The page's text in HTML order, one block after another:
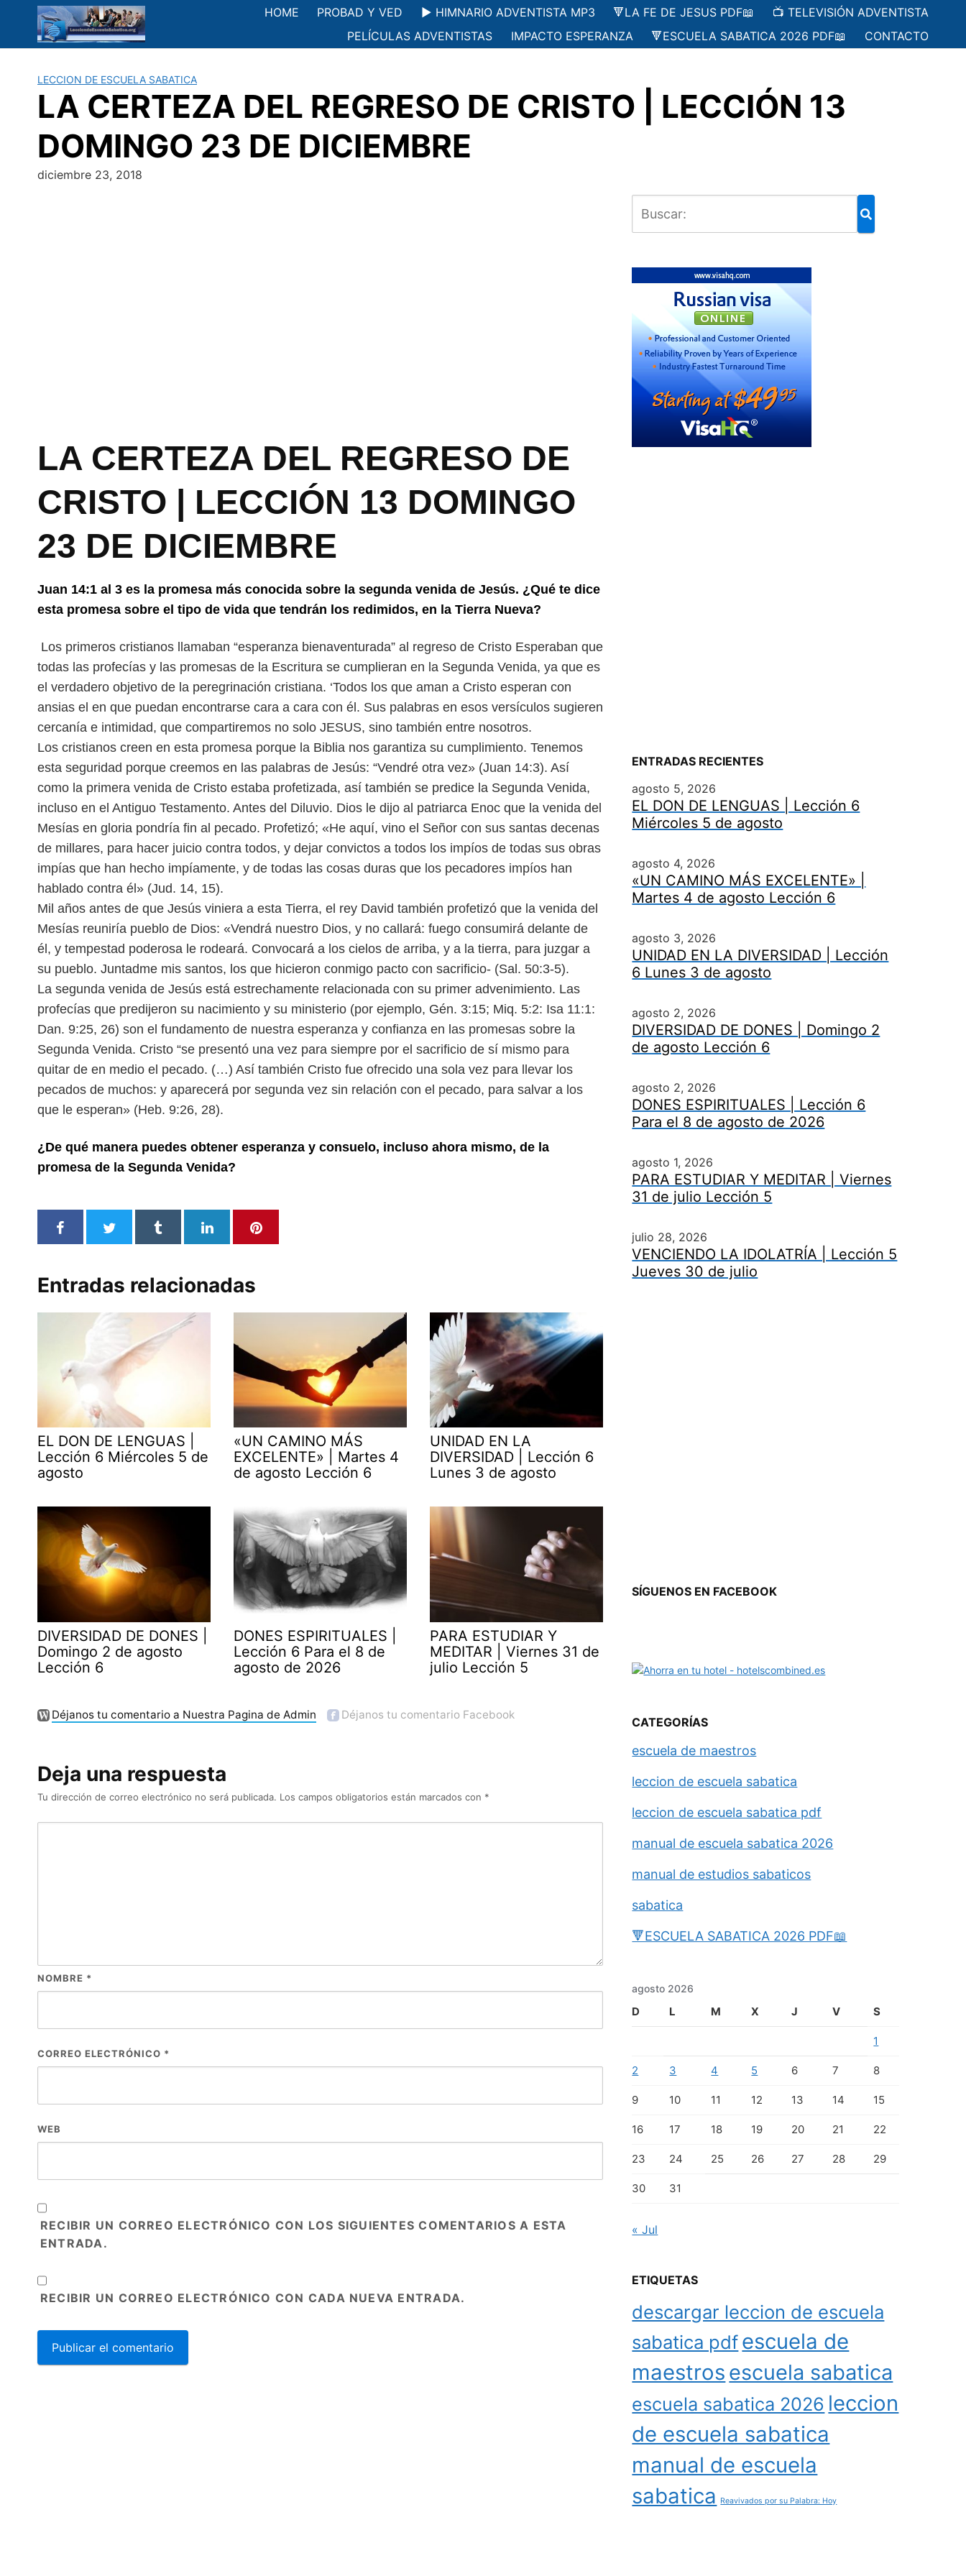
contenido
HOME PROBAD Y VED ▶️ HIMNARIO ADVENTISTA MP3 🔻LA FE DE JESUS PDF📖
📺 TELEVISIÓN ADVENTISTA
PELÍCULAS ADVENTISTAS
IMPACTO ESPERANZA 🔻ESCUELA SABATICA 2026 PDF📖 CONTACTO
LECCION DE ESCUELA SABATICA
LA CERTEZA DEL REGRESO DE CRISTO | LECCIÓN 13
DOMINGO 23 DE DICIEMBRE
diciembre 23, 2018
LA CERTEZA DEL REGRESO DE
CRISTO | LECCIÓN 13 DOMINGO
23 DE DICIEMBRE
Juan 14:1 al 3 es la promesa más conocida sobre la segunda venida de Jesús. ¿Qué te dice
esta promesa sobre el tipo de vida que tendrán los redimidos, en la Tierra Nueva?
Los primeros cristianos llamaban “esperanza bienaventurada” al regreso de Cristo Esperaban que
todas las profecías y las promesas de la Escritura se cumplieran en la Segunda Venida, ya que es
el verdadero objetivo de la peregrinación cristiana. ‘Todos los que aman a Cristo esperan con
ansias el en que puedan encontrarse cara a cara con él. Sus palabras en esos versículos sugieren
cercanía e intimidad, que compartiremos no solo JESUS, sino también entre nosotros.
Los cristianos creen en esta promesa porque la Biblia nos garantiza su cumplimiento. Tenemos
esta seguridad porque creemos en las palabras de Jesús: “Vendré otra vez» (Juan 14:3). Así
como la primera venida de Cristo estaba profetizada, así también se predice la Segunda Venida,
incluso en el Antiguo Testamento. Antes del Diluvio. Dios le dijo al patriarca Enoc que la venida del
Mesías en gloria pondría fin al pecado. Profetizó; «He aquí, vino el Señor con sus santas decenas
de millares, para hacer juicio contra todos, y dejar convictos a todos los impíos de todas sus obras
impías que han hecho impíamente, y de todas las cosas duras que los pecadores impíos han
hablado contra él» (Jud. 14, 15).
Mil años antes de que Jesús viniera a esta Tierra, el rey David también profetizó que la venida del
Mesías reuniría pueblo de Dios: «Vendrá nuestro Dios, y no callará: fuego consumirá delante de
él, y tempestad poderosa le rodeará. Convocará a los cielos de arriba, y a la tierra, para juzgar a
su pueblo. Juntadme mis santos, los que hicieron conmigo pacto con sacrificio- (Sal. 50:3-5).
La segunda venida de Jesús está estrechamente relacionada con su primer advenimiento. Las
profecías que predijeron su nacimiento y su ministerio (por ejemplo, Gén. 3:15; Miq. 5:2: Isa 11:1:
Dan. 9:25, 26) son el fundamento de nuestra esperanza y confianza en las promesas sobre la
Segunda Venida. Cristo “se presentó una vez para siempre por el sacrificio de sí mismo para
quitar de en medio el pecado. (…) Así también Cristo fue ofrecido una sola vez para llevar los
pecados de muchos: y aparecerá por segunda vez sin relación con el pecado, para salvar a los
que le esperan» (Heb. 9:26, 28).
¿De qué manera puedes obtener esperanza y consuelo, incluso ahora mismo, de la
promesa de la Segunda Venida?
Entradas relacionadas
EL DON DE LENGUAS |
Lección 6 Miércoles 5 de
agosto
«UN CAMINO MÁS
EXCELENTE» | Martes 4
de agosto Lección 6
UNIDAD EN LA
DIVERSIDAD | Lección 6
Lunes 3 de agosto
DIVERSIDAD DE DONES |
Domingo 2 de agosto
Lección 6
DONES ESPIRITUALES |
Lección 6 Para el 8 de
agosto de 2026
PARA ESTUDIAR Y
MEDITAR | Viernes 31 de
julio Lección 5
Déjanos tu comentario a Nuestra Pagina de Admin Déjanos tu comentario Facebook
Deja una respuesta
Tu dirección de correo electrónico no será publicada. Los campos obligatorios están marcados con *
NOMBRE *
CORREO ELECTRÓNICO *
WEB
RECIBIR UN CORREO ELECTRÓNICO CON LOS SIGUIENTES COMENTARIOS A ESTA
ENTRADA.
RECIBIR UN CORREO ELECTRÓNICO CON CADA NUEVA ENTRADA.
ENTRADAS RECIENTES
agosto 5, 2026
EL DON DE LENGUAS | Lección 6
Miércoles 5 de agosto
agosto 4, 2026
«UN CAMINO MÁS EXCELENTE» |
Martes 4 de agosto Lección 6
agosto 3, 2026
UNIDAD EN LA DIVERSIDAD | Lección
6 Lunes 3 de agosto
agosto 2, 2026
DIVERSIDAD DE DONES | Domingo 2
de agosto Lección 6
agosto 2, 2026
DONES ESPIRITUALES | Lección 6
Para el 8 de agosto de 2026
agosto 1, 2026
PARA ESTUDIAR Y MEDITAR | Viernes
31 de julio Lección 5
julio 28, 2026
VENCIENDO LA IDOLATRÍA | Lección 5
Jueves 30 de julio
SÍGUENOS EN FACEBOOK
CATEGORÍAS
escuela de maestros
leccion de escuela sabatica
leccion de escuela sabatica pdf
manual de escuela sabatica 2026
manual de estudios sabaticos
sabatica
🔻ESCUELA SABATICA 2026 PDF📖
agosto 2026
D L M X J V S
1
2 3 4 5 6 7 8
9 10 11 12 13 14 15
16 17 18 19 20 21 22
23 24 25 26 27 28 29
30 31
« Jul
ETIQUETAS
descargar leccion de escuela
sabatica pdfescuela de
maestros escuela sabatica
escuela sabatica 2026 leccion
de escuela sabatica
manual de escuela
sabatica
Reavivados por su Palabra: Hoy